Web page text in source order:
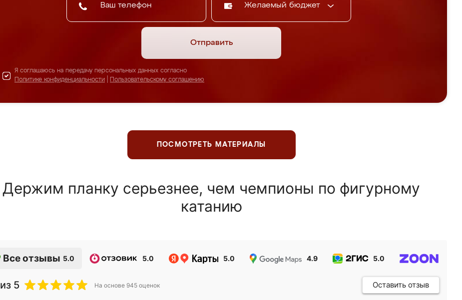
Желаемый бюджет
Отправить
Я соглашаюсь на передачу персональных данных согласно
Политике конфиденциальности
Пользовательскому соглашению
ПОСМОТРЕТЬ МАТЕРИАЛЫ
Держим планку серьезнее, чем чемпионы по фигурному
катанию
Все отзывы 5.0 5.0 5.0 4.9 5.0
из 5 На основе 945 оценок Оставить отзыв